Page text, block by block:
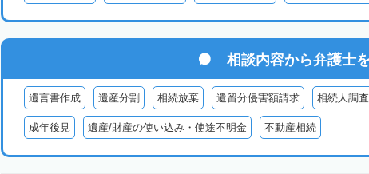
相談内容から弁護士
遺言書作成 遺産分割 相続放棄 遺留分侵害額請求 相続人調査
成年後見 遺産/財産の使い込み・使途不明金 不動産相続